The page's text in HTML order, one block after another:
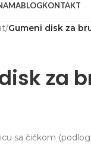
BLOGKONTAKT
/Gumeni disk za
za
sa čičkom